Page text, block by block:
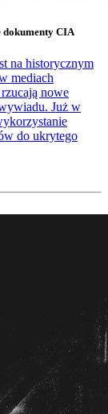
dokumenty CIA
na historycznym
mediach
nowe
Już w
do ukrytego